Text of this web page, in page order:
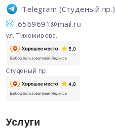
Telegram (Студеный пр.)
6569691@mail.ru
ул. Тихомирова.
Студеный пр.
Услуги